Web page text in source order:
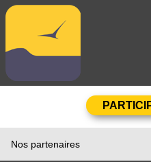
Nos partenaires